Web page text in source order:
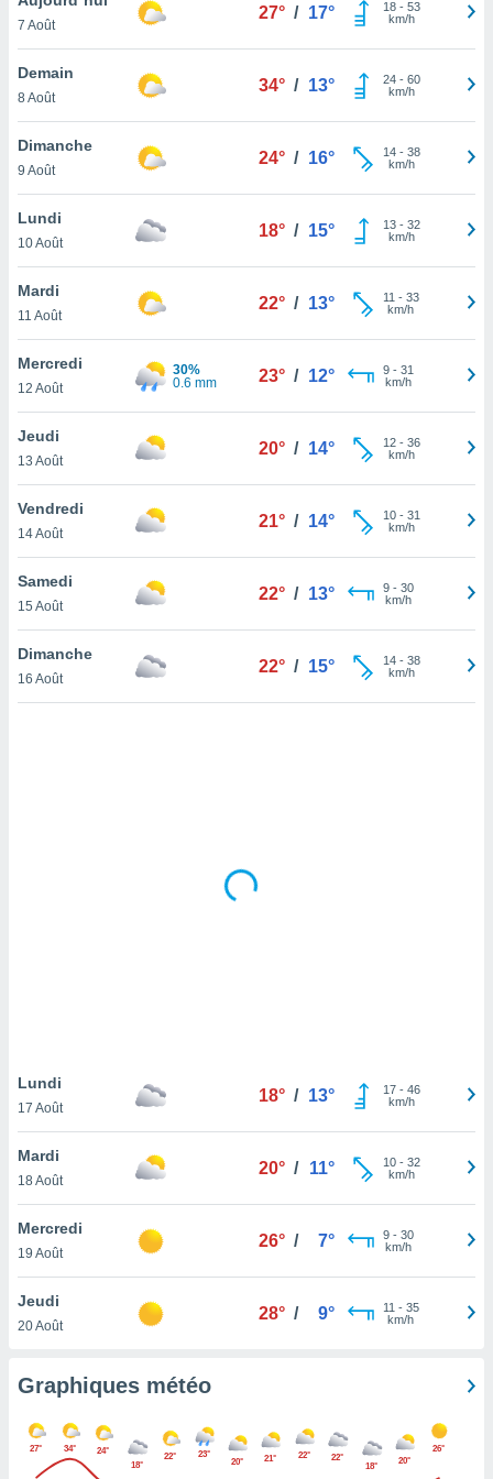
et
»,
au
vous
qu'ils
ou
le
ainsi
un
la
du
en
de
pas
de
à
cas,
que
sur le
que
ne
7 Août
27° / 17° 18- 53
km/h
Demain
8 Août
34° / 13° 24- 60
km/h
Dimanche
9 Août
24° / 16° 14- 38
km/h
Lundi
10 Août
18° / 15° 13- 32
km/h
Mardi
11 Août
22° / 13° 11 - 33
km/h
Mercredi
12 Août
30%
0.6 mm
23° / 12° 9- 31
km/h
Jeudi
13 Août
20° / 14° 12- 36
km/h
Vendredi
14 Août
21° / 14° 10- 31
km/h
Samedi
15 Août
22° / 13° 9- 30
km/h
Dimanche
16 Août
22° / 15° 14- 38
km/h
Lundi
17 Août
18° / 13° 17- 46
km/h
Mardi
18 Août
20° / 11° 10- 32
km/h
Mercredi
19 Août
26° / 7° 9- 30
km/h
Jeudi
20 Août
28° / 9° 11 - 35
km/h
Graphiques météo
27° 34°
24°
18°
22° 23°
20° 21° 22°
22°
18°
20°
26°